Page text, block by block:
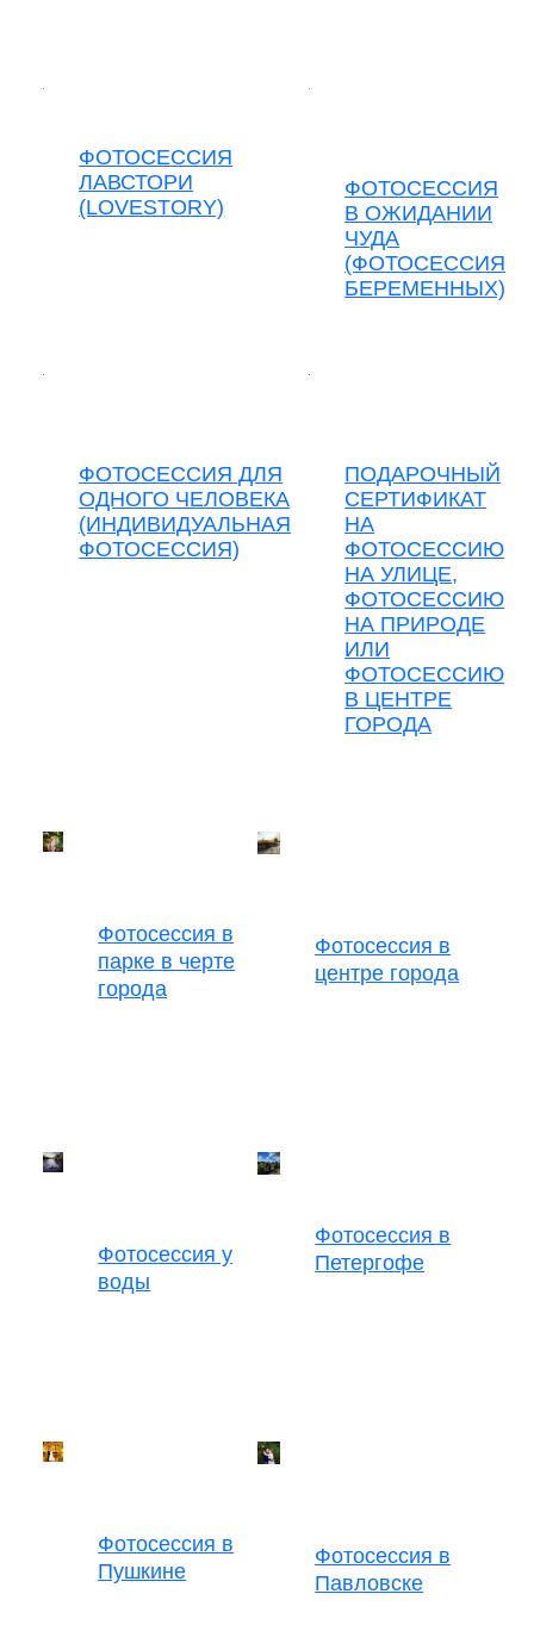
ФОТОСЕССИЯ
ЛАВСТОРИ
(LOVESTORY)
ФОТОСЕССИЯ
В ОЖИДАНИИ
ЧУДА
(ФОТОСЕССИЯ
БЕРЕМЕННЫХ)
ФОТОСЕССИЯ ДЛЯ
ОДНОГО ЧЕЛОВЕКА
(ИНДИВИДУАЛЬНАЯ
ФОТОСЕССИЯ)
ПОДАРОЧНЫЙ
СЕРТИФИКАТ
НА
ФОТОСЕССИЮ
НА УЛИЦЕ,
ФОТОСЕССИЮ
НА ПРИРОДЕ
ИЛИ
ФОТОСЕССИЮ
В ЦЕНТРЕ
ГОРОДА
Фотосессия в
парке в черте
города
Фотосессия в
центре города
Фотосессия у
воды
Фотосессия в
Петергофе
Фотосессия в
Пушкине
Фотосессия в
Павловске